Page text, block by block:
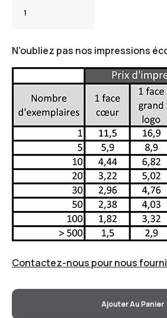
N'oubliez pas nos impressions
Contactez-nous pour nous
Ajouter Au Panier